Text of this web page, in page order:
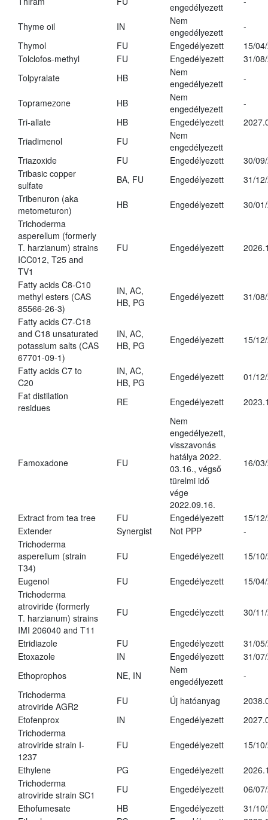
engedélyezett
Thyme oil IN
Nem
engedélyezett
-
Thymol
FU Engedélyezett
15/
Tolclofos-methyl
FU Engedélyezett
31/
Tolpyralate
HB
Nem
engedélyezett
-
Topramezone HB
Nem
engedélyezett
-
Tri-allate
HB Engedélyezett
Triadimenol
FU
Nem
engedélyezett
Triazoxide
FU Engedélyezett
30/
Tribasic copper
sulfate
BA, FU Engedélyezett
31/
Tribenuron (aka
metometuron)
HB Engedélyezett
30/
Trichoderma
asperellum (formerly
T. harzianum) strains
ICC012, T25 and
TV1
FU Engedélyezett
Fatty acids C8-C10
methyl esters (CAS
85566-26-3)
IN, AC,
HB, PG
Engedélyezett 31/
Fatty acids C7-C18
and C18 unsaturated
potassium salts (CAS
67701-09-1)
IN, AC,
HB, PG
Engedélyezett 15/
Fatty acids C7 to
C20
IN, AC,
HB, PG
Engedélyezett
01/
Fat distilation
residues
RE Engedélyezett
Famoxadone FU
Nem
engedélyezett,
visszavonás
hatálya 2022.
03.16., végső
türelmi idő
vége
2022.09.16.
16/
Extract from tea tree FU Engedélyezett
15/
Extender
Synergist Not PPP
-
Trichoderma
asperellum (strain
T34)
FU Engedélyezett 15/
Eugenol FU Engedélyezett
15/
Trichoderma
atroviride (formerly
T. harzianum) strains
IMI 206040 and T11
FU Engedélyezett 30/
Etridiazole FU Engedélyezett
31/
Etoxazole
IN Engedélyezett
31/
Ethoprophos
NE, IN
Nem
engedélyezett
-
Trichoderma
atroviride AGR2
FU Új hatóanyag
Etofenprox
IN Engedélyezett
Trichoderma
atroviride strain I-
1237
FU Engedélyezett 15/
Ethylene PG Engedélyezett
Trichoderma
atroviride strain SC1
FU Engedélyezett
06/
Ethofumesate
HB Engedélyezett
31/